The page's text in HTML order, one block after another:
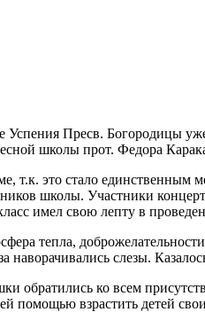
Пресв. Богородицы
школы прот. Федора
т.к. это стало единственным
школы. Участники
имел свою лепту в
тепла,
наворачивались слезы.
обратились ко всем
помощью взрастить детей